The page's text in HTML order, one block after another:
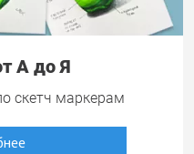
А до Я
скетч маркерам